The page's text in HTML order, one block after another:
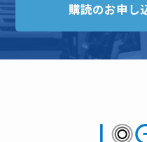
購読のお申し